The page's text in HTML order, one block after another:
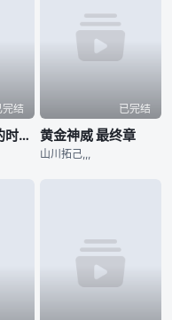
完结
大贤者里德尔的时空逆行
已完结
黄金神威 最终章
山川拓己,,,